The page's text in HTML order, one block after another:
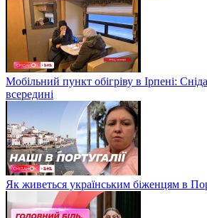
Мобільний пункт обігріву в Ірпені:
всередині
Як живеться українським біженцям в